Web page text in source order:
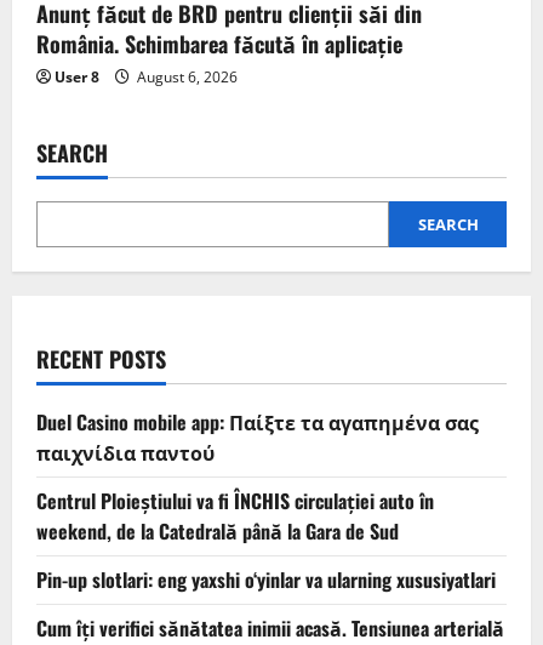
Anunț făcut de BRD pentru clienții săi din
România. Schimbarea făcută în aplicație
User 8 August 6, 2026
SEARCH
SEARCH
RECENT POSTS
Duel Casino mobile app: Παίξτε τα αγαπημένα σας
παιχνίδια παντού
Centrul Ploieștiului va fi ÎNCHIS circulației auto în
weekend, de la Catedrală până la Gara de Sud
Pin-up slotlari: eng yaxshi o‘yinlar va ularning xususiyatlari
Cum îți verifici sănătatea inimii acasă. Tensiunea arterială